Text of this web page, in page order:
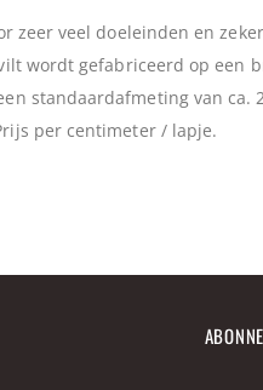
zeer veel doeleinden en
wordt gefabriceerd op een
standaardafmeting van ca.
per centimeter / lapje.